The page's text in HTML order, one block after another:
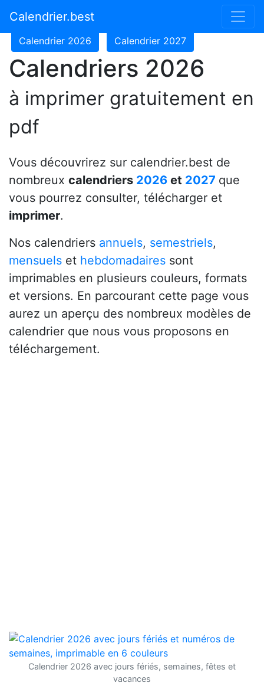
Calendrier.best
Calendrier 2024
Calendrier 2026 Calendrier 2027
Calendriers 2026
à imprimer gratuitement en
pdf
Vous découvrirez sur calendrier.best de
nombreux calendriers 2026 et 2027 que
vous pourrez consulter, télécharger et
imprimer.
Nos calendriers annuels, semestriels,
mensuels et hebdomadaires sont
imprimables en plusieurs couleurs, formats
et versions. En parcourant cette page vous
aurez un aperçu des nombreux modèles de
calendrier que nous vous proposons en
téléchargement.
Calendrier 2026 avec jours fériés, semaines, fêtes et
vacances